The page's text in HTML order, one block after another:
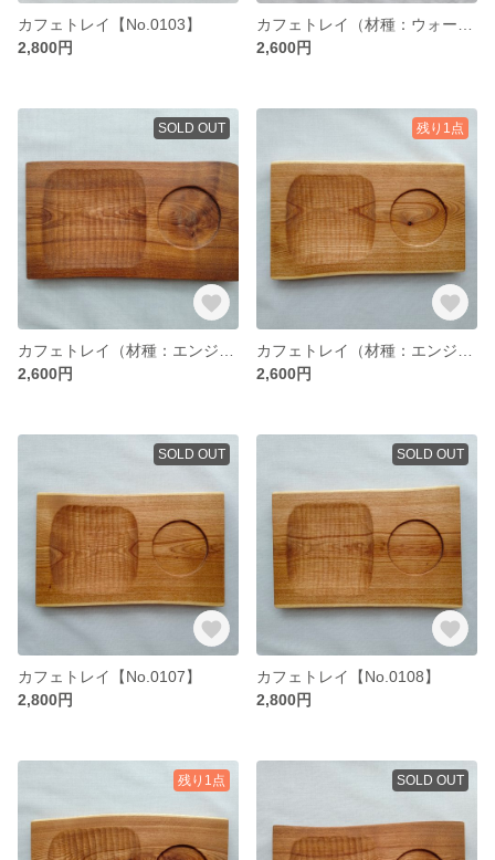
カフェトレイ【No.0103】
2,800円
2,600円
SOLD OUT
2,600円
残り1点
2,600円
SOLD OUT
カフェトレイ【No.0107】
2,800円
SOLD OUT
カフェトレイ【No.0108】
2,800円
残り1点 SOLD OUT